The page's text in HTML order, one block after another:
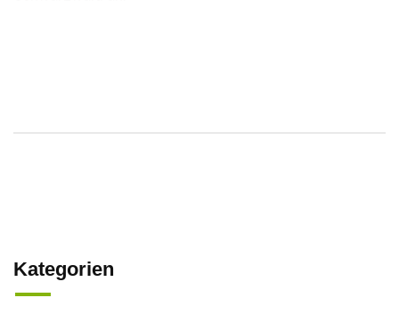
Kategorien